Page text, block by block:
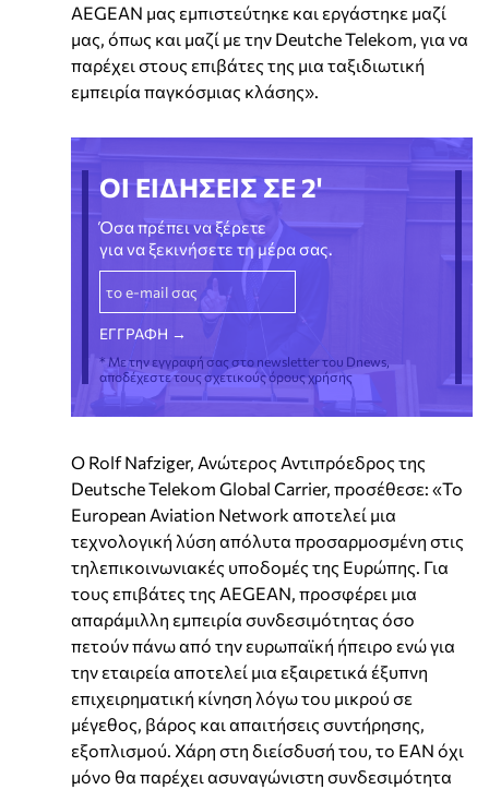
AEGEAN μας εμπιστεύτηκε και εργάστηκε μαζί
μας, όπως και μαζί με την Deutche Telekom, για να
παρέχει στους επιβάτες της μια ταξιδιωτική
εμπειρία παγκόσμιας κλάσης».
ΟΙ ΕΙΔΗΣΕΙΣ ΣΕ 2'
Όσα πρέπει να ξέρετε
για να ξεκινήσετε τη μέρα σας.
* Με την εγγραφή σας στο newsletter του Dnews,
αποδέχεστε τους σχετικούς όρους χρήσης
Ο Rolf Nafziger, Ανώτερος Αντιπρόεδρος της
Deutsche Telekom Global Carrier, προσέθεσε: «Το
European Aviation Network αποτελεί μια
τεχνολογική λύση απόλυτα προσαρμοσμένη στις
τηλεπικοινωνιακές υποδομές της Ευρώπης. Για
τους επιβάτες της AEGEAN, προσφέρει μια
απαράμιλλη εμπειρία συνδεσιμότητας όσο
πετούν πάνω από την ευρωπαϊκή ήπειρο ενώ για
την εταιρεία αποτελεί μια εξαιρετικά έξυπνη
επιχειρηματική κίνηση λόγω του μικρού σε
μέγεθος, βάρος και απαιτήσεις συντήρησης,
εξοπλισμού. Χάρη στη διείσδυσή του, το EAN όχι
μόνο θα παρέχει ασυναγώνιστη συνδεσιμότητα